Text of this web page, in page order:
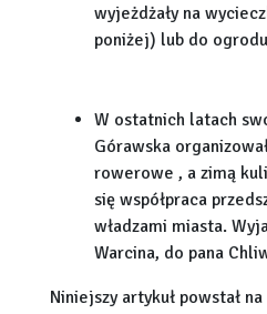
wyjeżdżały na
poniżej) lub do
W ostatnich latach
Górawska
rowerowe , a zimą
się współpraca
władzami miasta.
Warcina, do pana
Niniejszy artykuł powstał